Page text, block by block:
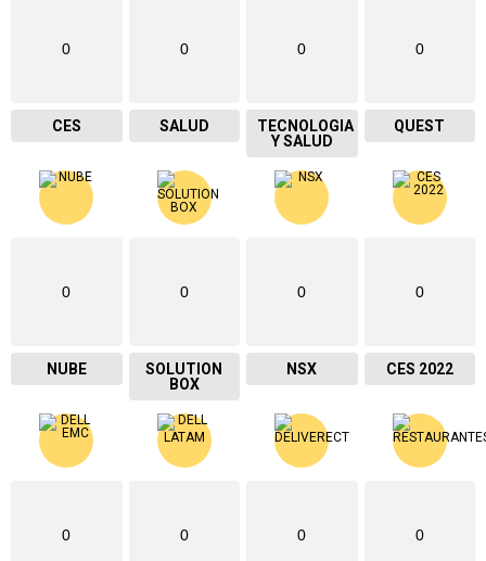
0
CES
0
SALUD
0
TECNOLOGIA
Y SALUD
0
QUEST
0
NUBE
0
SOLUTION
BOX
0
NSX
0
CES 2022
0 0 0 0